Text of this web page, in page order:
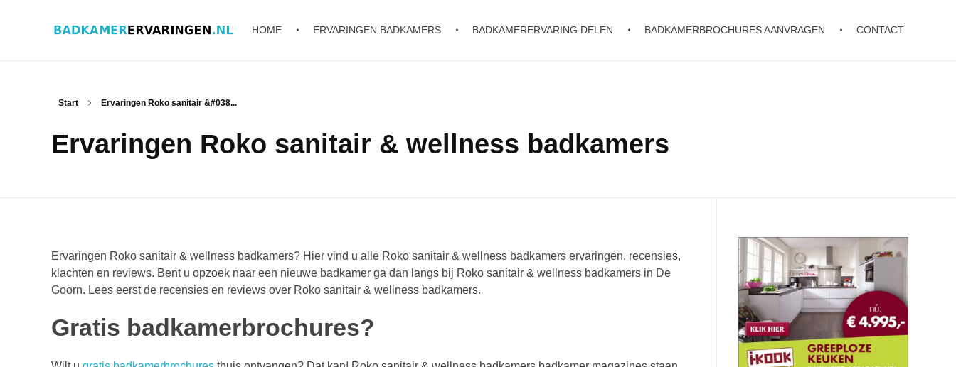
HOME ERVARINGEN BADKAMERS BADKAMERERVARING DELEN BADKAMERBROCHURES AANVRAGEN CONTACT
Start Ervaringen Roko sanitair &#038...
Ervaringen Roko sanitair & wellness badkamers
Ervaringen Roko sanitair & wellness badkamers? Hier vind u alle Roko sanitair & wellness badkamers ervaringen, recensies,
klachten en reviews. Bent u opzoek naar een nieuwe badkamer ga dan langs bij Roko sanitair & wellness badkamers in De
Goorn. Lees eerst de recensies en reviews over Roko sanitair & wellness badkamers.
Gratis badkamerbrochures?